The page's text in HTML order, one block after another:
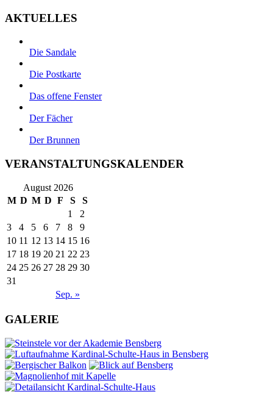
AKTUELLES
Die Sandale
Die Postkarte
Das offene Fenster
Der Fächer
Der Brunnen
VERANSTALTUNGSKALENDER
August 2026
M D M D F S S
Sep. »
1
2
3
4 5 6 7 8
9
10 11 12 13 14 15 16
17 18 19 20 21 22 23
24 25 26 27 28 29 30
31
GALERIE